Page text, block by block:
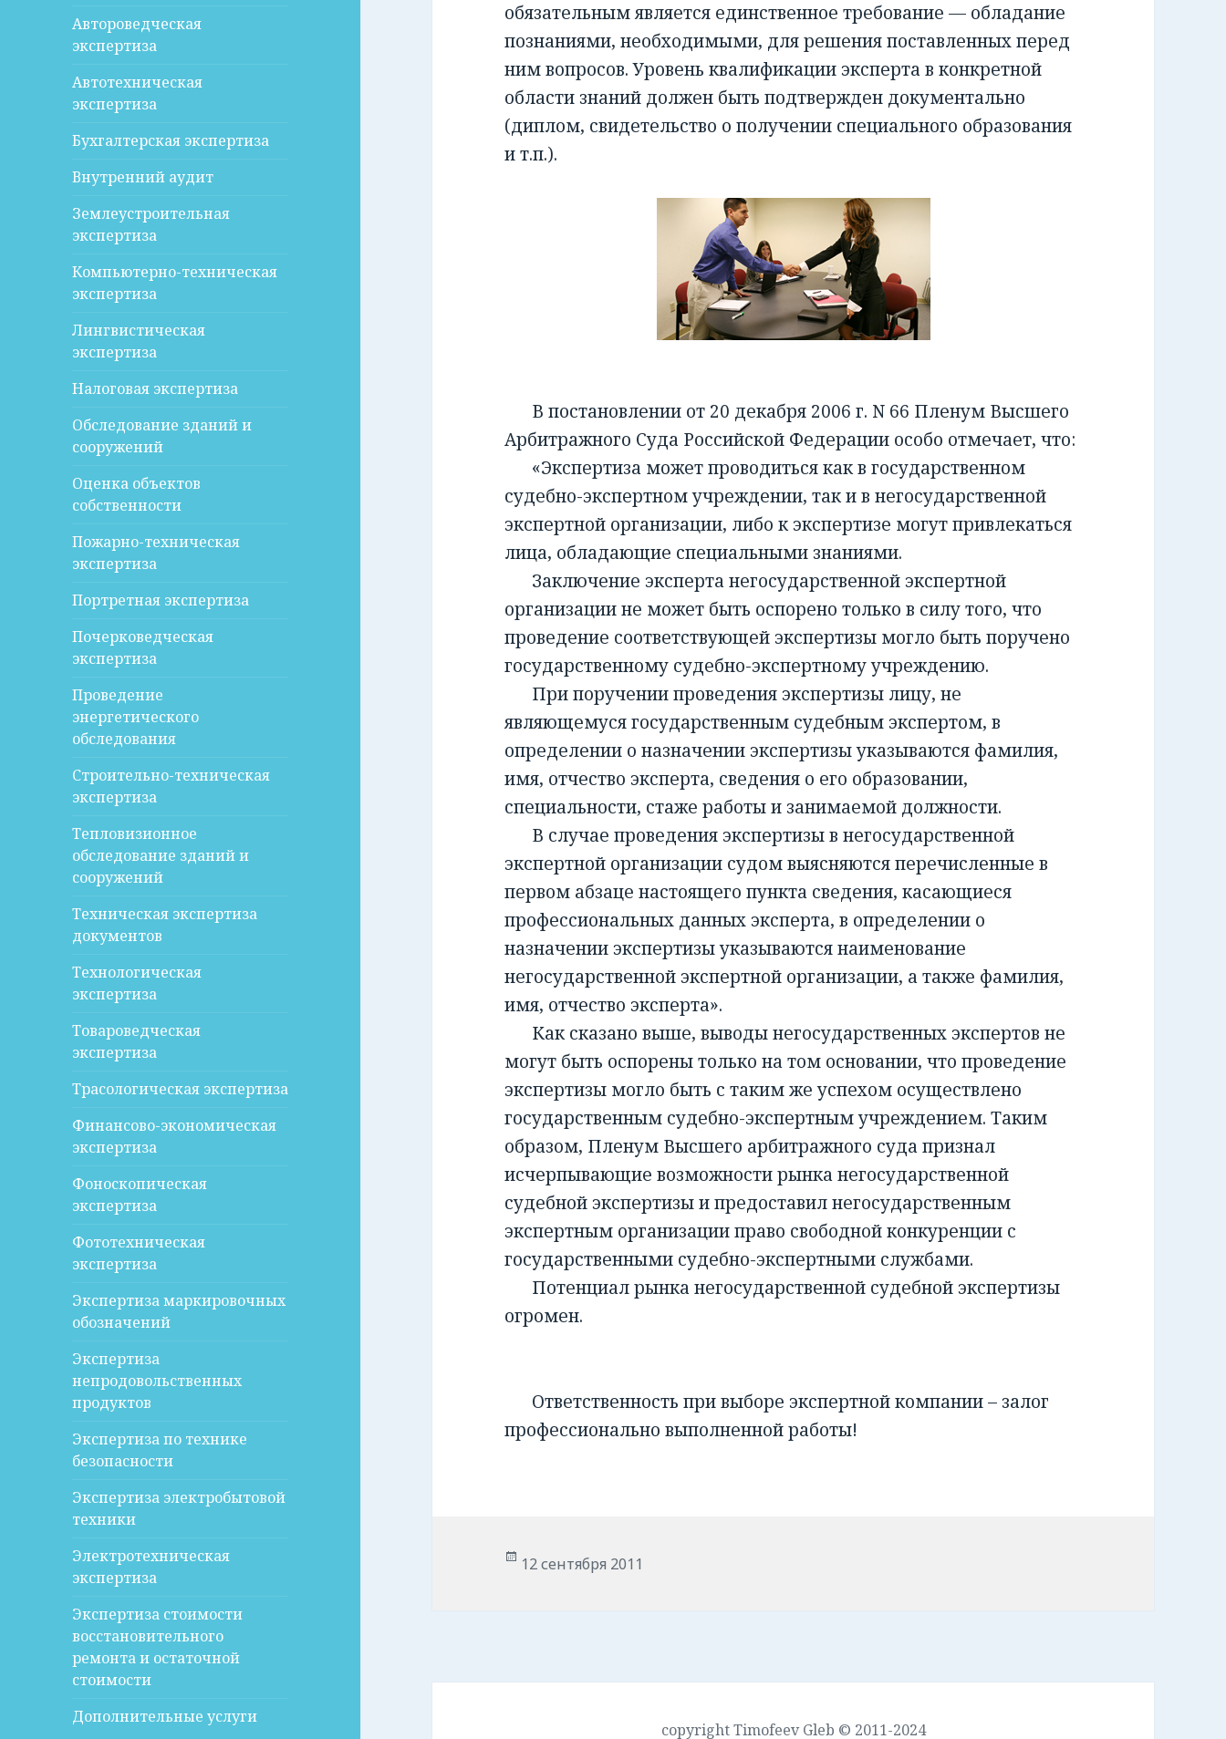
Автороведческая
экспертиза
Автотехническая
экспертиза
Бухгалтерская экспертиза
Внутренний аудит
Землеустроительная
экспертиза
Компьютерно-техническая
экспертиза
Лингвистическая
экспертиза
Налоговая экспертиза
Обследование зданий и
сооружений
Оценка объектов
собственности
Пожарно-техническая
экспертиза
Портретная экспертиза
Почерковедческая
экспертиза
Проведение
энергетического
обследования
Строительно-техническая
экспертиза
Тепловизионное
обследование зданий и
сооружений
Техническая экспертиза
документов
Технологическая
экспертиза
Товароведческая
экспертиза
Трасологическая экспертиза
Финансово-экономическая
экспертиза
Фоноскопическая
экспертиза
Фототехническая
экспертиза
Экспертиза маркировочных
обозначений
Экспертиза
непродовольственных
продуктов
Экспертиза по технике
безопасности
Экспертиза электробытовой
техники
Электротехническая
экспертиза
Экспертиза стоимости
восстановительного
ремонта и остаточной
стоимости
Дополнительные услуги
обязательным является единственное требование — обладание
познаниями, необходимыми, для решения поставленных перед
ним вопросов. Уровень квалификации эксперта в конкретной
области знаний должен быть подтвержден документально
(диплом, свидетельство о получении специального образования
и т.п.).
В постановлении от 20 декабря 2006 г. N 66 Пленум Высшего
Арбитражного Суда Российской Федерации особо отмечает, что:
«Экспертиза может проводиться как в государственном
судебно-экспертном учреждении, так и в негосударственной
экспертной организации, либо к экспертизе могут привлекаться
лица, обладающие специальными знаниями.
Заключение эксперта негосударственной экспертной
организации не может быть оспорено только в силу того, что
проведение соответствующей экспертизы могло быть поручено
государственному судебно-экспертному учреждению.
При поручении проведения экспертизы лицу, не
являющемуся государственным судебным экспертом, в
определении о назначении экспертизы указываются фамилия,
имя, отчество эксперта, сведения о его образовании,
специальности, стаже работы и занимаемой должности.
В случае проведения экспертизы в негосударственной
экспертной организации судом выясняются перечисленные в
первом абзаце настоящего пункта сведения, касающиеся
профессиональных данных эксперта, в определении о
назначении экспертизы указываются наименование
негосударственной экспертной организации, а также фамилия,
имя, отчество эксперта».
Как сказано выше, выводы негосударственных экспертов не
могут быть оспорены только на том основании, что проведение
экспертизы могло быть с таким же успехом осуществлено
государственным судебно-экспертным учреждением. Таким
образом, Пленум Высшего арбитражного суда признал
исчерпывающие возможности рынка негосударственной
судебной экспертизы и предоставил негосударственным
экспертным организации право свободной конкуренции с
государственными судебно-экспертными службами.
Потенциал рынка негосударственной судебной экспертизы
огромен.
Ответственность при выборе экспертной компании – залог
профессионально выполненной работы!
Опубликовано
12 сентября 2011
copyright Timofeev Gleb © 2011-2024